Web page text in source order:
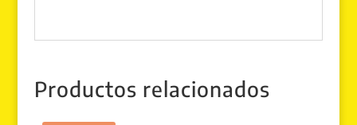
Productos relacionados